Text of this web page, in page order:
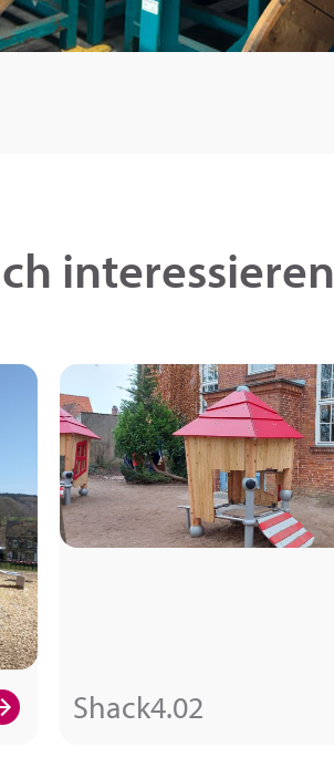
interessieren
Shack4.02